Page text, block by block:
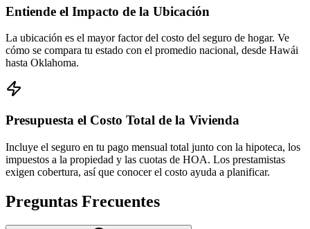
Entiende el Impacto de la Ubicación
La ubicación es el mayor factor del costo del seguro de hogar. Ve
cómo se compara tu estado con el promedio nacional, desde Hawái
hasta Oklahoma.
Presupuesta el Costo Total de la Vivienda
Incluye el seguro en tu pago mensual total junto con la hipoteca, los
impuestos a la propiedad y las cuotas de HOA. Los prestamistas
exigen cobertura, así que conocer el costo ayuda a planificar.
Preguntas Frecuentes